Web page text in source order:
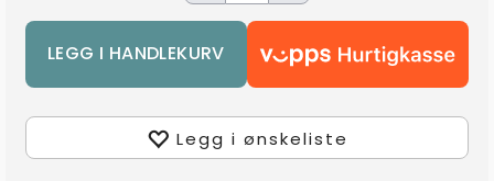
Legg i ønskeliste